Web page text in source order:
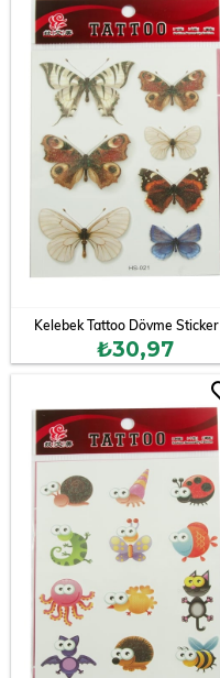
Kelebek Tattoo Dövme Sticker
₺30,97